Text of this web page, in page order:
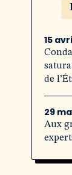
15
de
29
Aux